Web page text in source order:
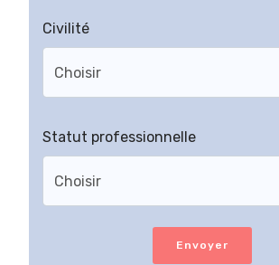
Civilité
Statut professionnelle
Envoyer